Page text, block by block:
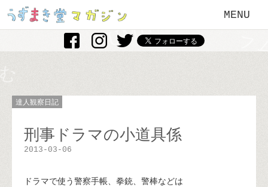
MENU
達人観察日記
刑事ドラマの小道具係
2013-03-06
ドラマで使う警察手帳、拳銃、警棒などは